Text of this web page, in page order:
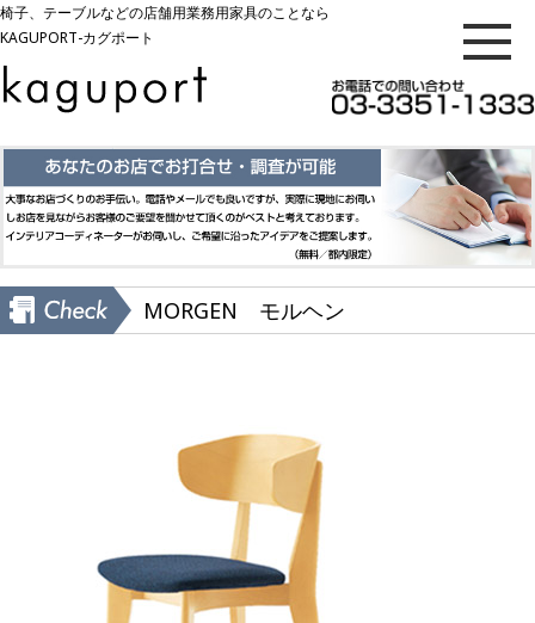
椅子、テーブルなどの店舗用業務用家具のことなら
KAGUPORT-カグポート
MORGEN モルヘン